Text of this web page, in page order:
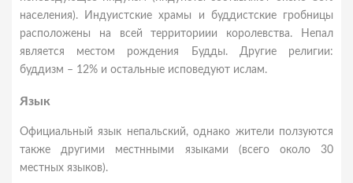
населения). Индуистские храмы и буддистские гробницы
расположены на всей территориии королевства. Непал
является местом рождения Будды. Другие религии:
буддизм – 12% и остальные исповедуют ислам.
Язык
Официальный язык непальский, однако жители ползуются
также другими местнными языками (всего около 30
местных языков).